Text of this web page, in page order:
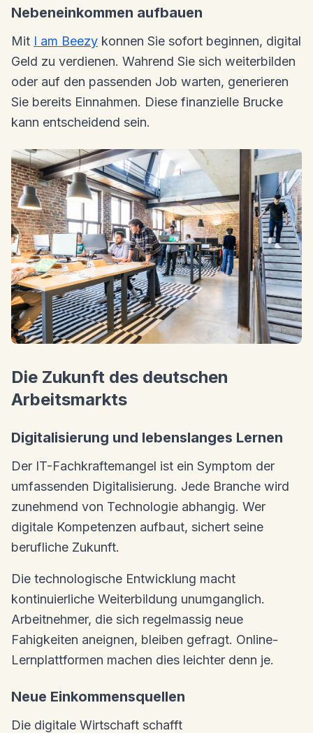
Nebeneinkommen aufbauen
Mit I am Beezy konnen Sie sofort beginnen, digital
Geld zu verdienen. Wahrend Sie sich weiterbilden
oder auf den passenden Job warten, generieren
Sie bereits Einnahmen. Diese finanzielle Brucke
kann entscheidend sein.
Die Zukunft des deutschen
Arbeitsmarkts
Digitalisierung und lebenslanges Lernen
Der IT-Fachkraftemangel ist ein Symptom der
umfassenden Digitalisierung. Jede Branche wird
zunehmend von Technologie abhangig. Wer
digitale Kompetenzen aufbaut, sichert seine
berufliche Zukunft.
Die technologische Entwicklung macht
kontinuierliche Weiterbildung unumganglich.
Arbeitnehmer, die sich regelmassig neue
Fahigkeiten aneignen, bleiben gefragt. Online-
Lernplattformen machen dies leichter denn je.
Neue Einkommensquellen
Die digitale Wirtschaft schafft